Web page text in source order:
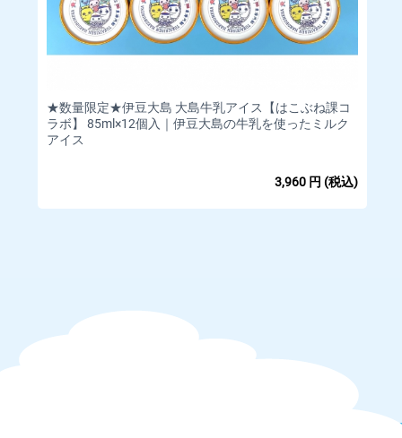
★数量限定★伊豆大島 大島牛乳アイス【はこぶね課コ
ラボ】 85ml×12個入｜伊豆大島の牛乳を使ったミルク
アイス
3,960 円 (税込)